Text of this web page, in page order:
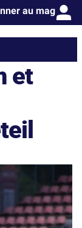
au mag
et